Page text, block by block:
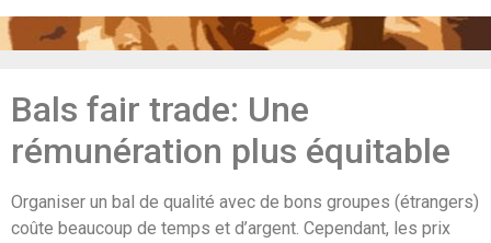
Bals fair trade: Une
rémunération plus équitable
Organiser un bal de qualité avec de bons groupes (étrangers)
coûte beaucoup de temps et d’argent. Cependant, les prix